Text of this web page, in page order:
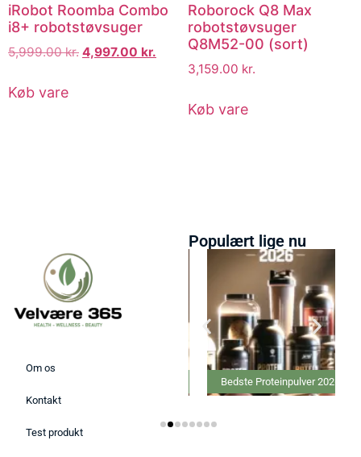
iRobot Roomba Combo
i8+ robotstøvsuger
5,999.00kr. 4,997.00 kr.
Køb vare
Roborock Q8 Max
robotstøvsuger
Q8M52-00 (sort)
3,159.00 kr.
Køb vare
Om os
Kontakt
Test produkt
Populært lige nu
Bedste Proteinpulver 2026